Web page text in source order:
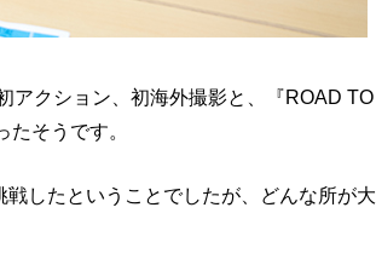
アクション、初海外撮影と、『ROAD TO
そうです。
したということでしたが、どんな所が大